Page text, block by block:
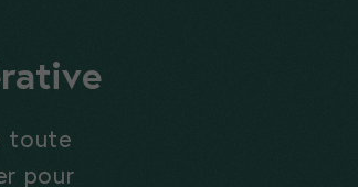
toute
pour